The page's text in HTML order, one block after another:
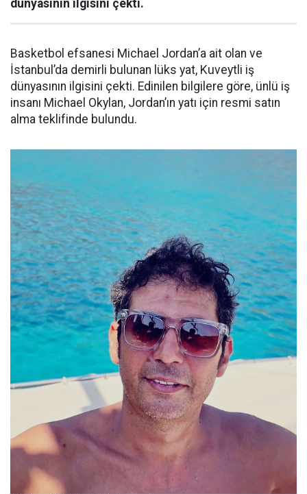
dünyasının ilgisini çekti.
Basketbol efsanesi Michael Jordan’a ait olan ve
İstanbul’da demirli bulunan lüks yat, Kuveytli iş
dünyasının ilgisini çekti. Edinilen bilgilere göre, ünlü iş
insanı Michael Okylan, Jordan’ın yatı için resmi satın
alma teklifinde bulundu.